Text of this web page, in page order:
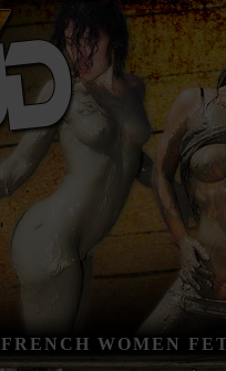
FRENCH WOMEN